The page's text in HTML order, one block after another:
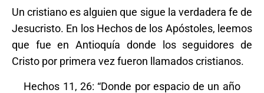
Un cristiano es alguien que sigue la verdadera fe de
Jesucristo. En los Hechos de los Apóstoles, leemos
que fue en Antioquía donde los seguidores de
Cristo por primera vez fueron llamados cristianos.
Hechos 11, 26: “Donde por espacio de un año